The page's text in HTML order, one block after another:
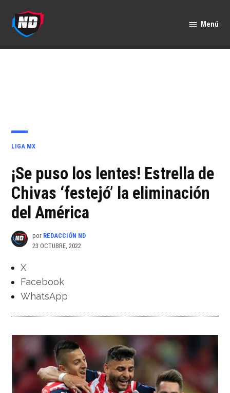
contenido
Menú
PUBLICADO
LIGA MX
¡Se puso los lentes! Estrella de
Chivas ‘festejó’ la eliminación
del América
por REDACCIÓN ND
23 OCTUBRE, 2022
X
Facebook
WhatsApp